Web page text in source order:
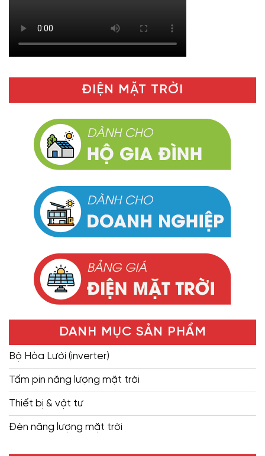
ĐIỆN MẶT TRỜI
DANH MỤC SẢN PHẨM
Bộ Hòa Lưới (inverter)
Tấm pin năng lượng mặt trời
Thiết bị & vật tư
Đèn năng lượng mặt trời